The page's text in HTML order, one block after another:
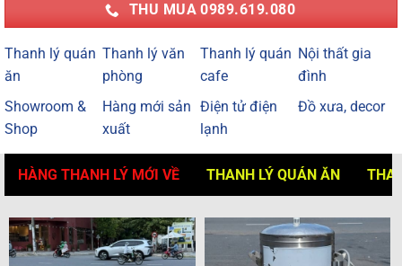
THU MUA 0989.619.080
Thanh lý quán
ăn
Thanh lý văn
phòng
Thanh lý quán
cafe
Nội thất gia
đình
Showroom &
Shop
Hàng mới sản
xuất
Điện tử điện
lạnh
Đồ xưa, decor
HÀNG THANH LÝ MỚI VỀ THANH LÝ QUÁN ĂN